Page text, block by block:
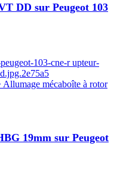
DD sur Peugeot 103
103-cne-r upteur-
mécaboîte à rotor
19mm sur Peugeot